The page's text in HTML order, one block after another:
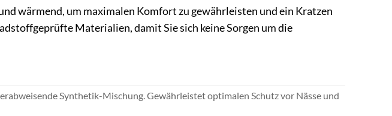
wärmend, um maximalen Komfort zu gewährleisten und ein Kratzen
Materialien, damit Sie sich keine Sorgen um die
Synthetik-Mischung. Gewährleistet optimalen Schutz vor Nässe und